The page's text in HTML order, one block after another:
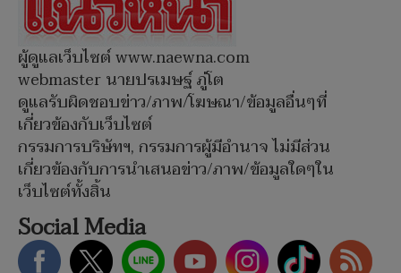
ผู้ดูแลเว็บไซต์ www.naewna.com
webmaster นายปรเมษฐ์ ภู่โต
ดูแลรับผิดชอบข่าว/ภาพ/โฆษณา/ข้อมูลอื่นๆที่
เกี่ยวข้องกับเว็บไซต์
กรรมการบริษัทฯ, กรรมการผู้มีอำนาจ ไม่มีส่วน
เกี่ยวข้องกับการนำเสนอข่าว/ภาพ/ข้อมูลใดๆใน
เว็บไซต์ทั้งสิ้น
Social Media